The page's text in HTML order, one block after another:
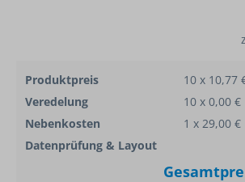
Produktpreis 10 x 10,77
Veredelung
10 x 0,00 €
Nebenkosten
1 x 29,00 €
Datenprüfung & Layout